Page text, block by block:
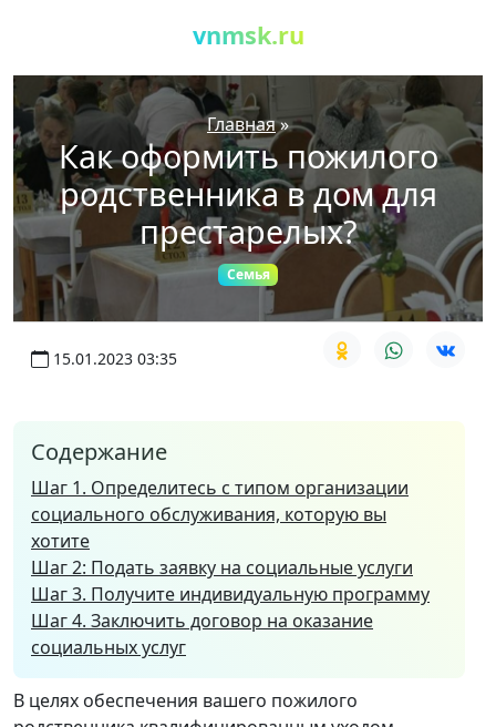
vnmsk.ru
Главная»
Как оформить пожилого
родственника в дом для
престарелых?
Семья
15.01.2023 03:35
Содержание
Шаг 1. Определитесь с типом организации
социального обслуживания, которую вы
хотите
Шаг 2: Подать заявку на социальные услуги
Шаг 3. Получите индивидуальную программу
Шаг 4. Заключить договор на оказание
социальных услуг
В целях обеспечения вашего пожилого